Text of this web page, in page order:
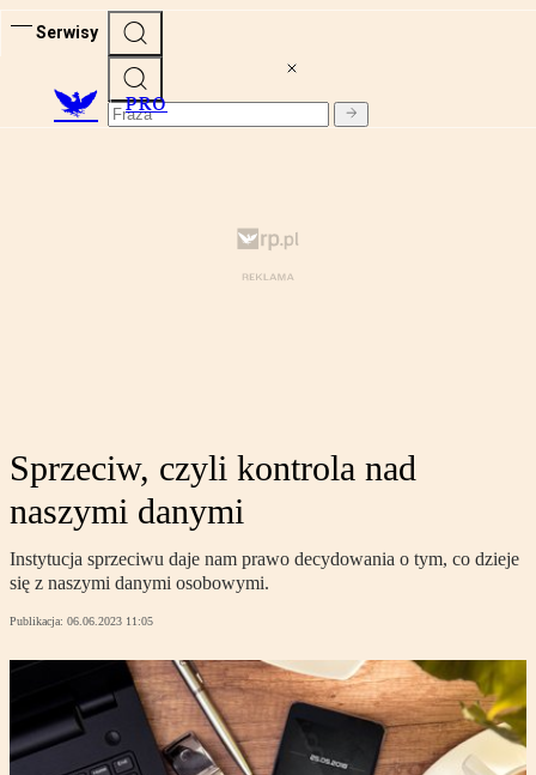
Serwisy
PRO
Sprzeciw, czyli kontrola nad
naszymi danymi
Instytucja sprzeciwu daje nam prawo decydowania o tym, co dzieje
się z naszymi danymi osobowymi.
Publikacja: 06.06.2023 11:05